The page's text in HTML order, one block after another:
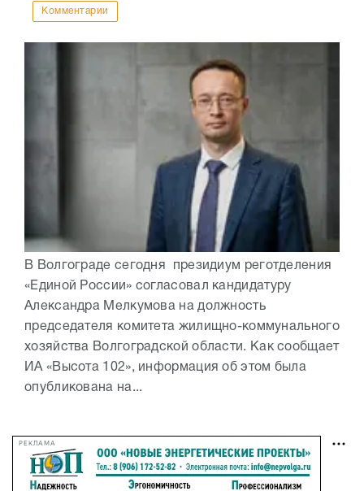
Комментарии
В Волгограде сегодня президиум реготделения
«Единой России» согласовал кандидатуру
Александра Мелкумова на должность
председателя комитета жилищно-коммунального
хозяйства Волгоградской области. Как сообщает
ИА «Высота 102», информация об этом была
опубликована на...
РЕКЛАМА